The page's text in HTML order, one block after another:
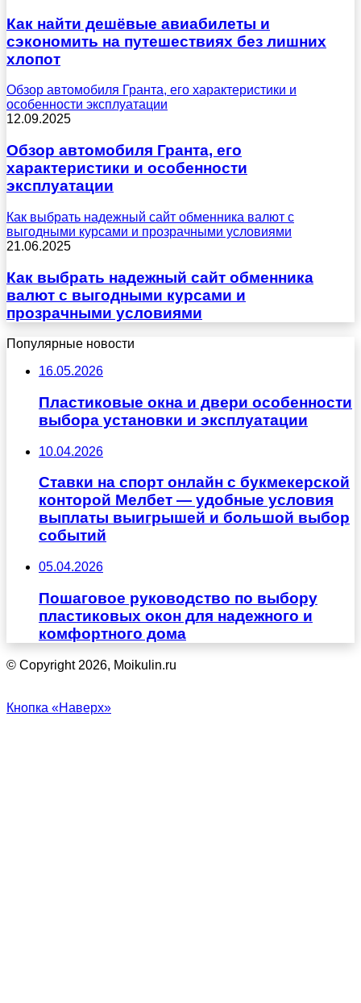
Как найти дешёвые авиабилеты и
сэкономить на путешествиях без лишних
хлопот
Обзор автомобиля Гранта, его характеристики и
особенности эксплуатации
12.09.2025
Обзор автомобиля Гранта, его
характеристики и особенности
эксплуатации
Как выбрать надежный сайт обменника валют с
выгодными курсами и прозрачными условиями
21.06.2025
Как выбрать надежный сайт обменника
валют с выгодными курсами и
прозрачными условиями
Популярные новости
16.05.2026
Пластиковые окна и двери особенности
выбора установки и эксплуатации
10.04.2026
Ставки на спорт онлайн с букмекерской
конторой Мелбет — удобные условия
выплаты выигрышей и большой выбор
событий
05.04.2026
Пошаговое руководство по выбору
пластиковых окон для надежного и
комфортного дома
© Copyright 2026, Moikulin.ru
Кнопка «Наверх»